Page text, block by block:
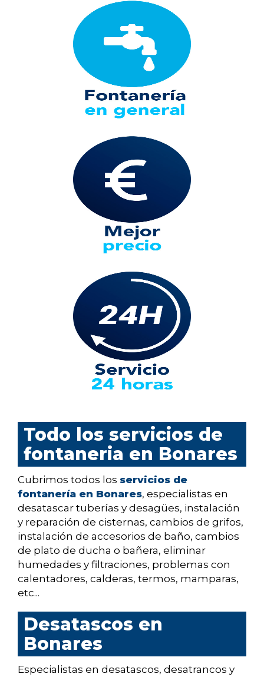
Todo los servicios de
fontaneria en Bonares
Cubrimos todos los servicios de
fontanería en Bonares, especialistas en
desatascar tuberías y desagües, instalación
y reparación de cisternas, cambios de grifos,
instalación de accesorios de baño, cambios
de plato de ducha o bañera, eliminar
humedades y filtraciones, problemas con
calentadores, calderas, termos, mamparas,
etc...
Desatascos en
Bonares
Especialistas en desatascos, desatrancos y